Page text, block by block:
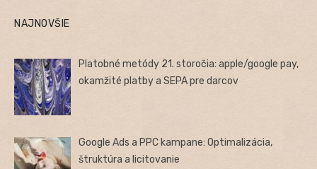
NAJNOVŠIE
Platobné metódy 21. storočia: apple/google pay,
okamžité platby a SEPA pre darcov
Google Ads a PPC kampane: Optimalizácia,
štruktúra a licitovanie